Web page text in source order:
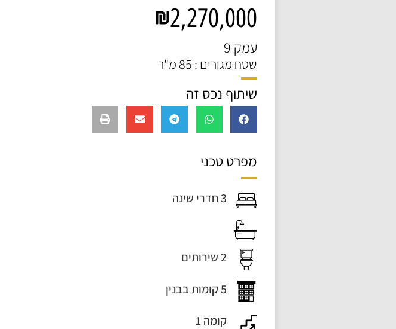
2,270,000
עמק 9
שטח מגורים : 85 מ"ר
שיתוף נכס זה
מפרט טכני
3 חדרי שינה
2 שירותים
5 קומות בבנין
קומה 1